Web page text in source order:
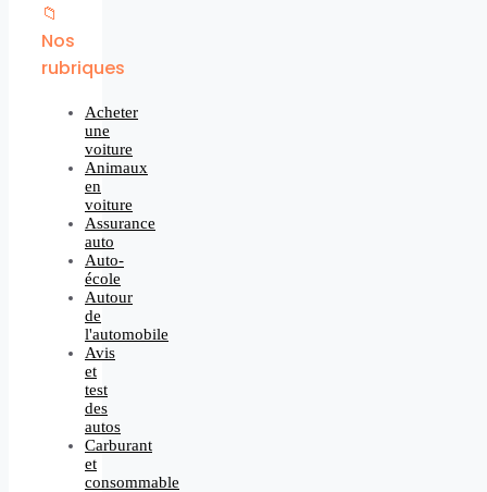
📁
Nos
rubriques
Acheter
une
voiture
Animaux
en
voiture
Assurance
auto
Auto-
école
Autour
de
l'automobile
Avis
et
test
des
autos
Carburant
et
consommable